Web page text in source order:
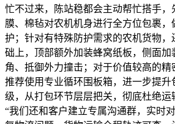
忙不过来，陈站稳都会主动帮忙搭手，
膜、棉毡对农机机身进行全方位包裹
护；针对有特殊防护需求的农机货物
础上，顶部额外加装蜂窝纸板，侧面
角、抵御外力撞击；对于价值较高的
推荐使用专业循环围板箱，进一步提升
级，从打包环节层层把关，彻底杜绝运
“我们还和客户建立专属沟通群，实时